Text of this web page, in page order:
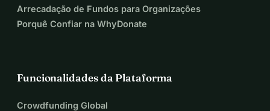
Arrecadação de Fundos para Organizações
Porquê Confiar na WhyDonate
Funcionalidades da Plataforma
Crowdfunding Global